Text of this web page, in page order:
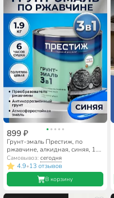
899 ₽
Грунт-эмаль Престиж, по
ржавчине, алкидная, синяя, 1.9
кг
Самовывоз:сегодня
4.9•13 отзывов
В корзину